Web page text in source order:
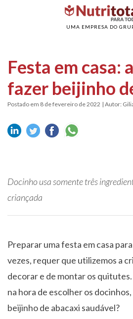
UMA EMPRESA DO
Festa em casa: aprenda a
Festa em casa:
fazer beijinho
Postado em 8 de fevereiro de 2022 | Autor:
Docinho usa somente três
criançada
Preparar uma festa em casa
vezes, requer que utilizemos a
decorar e de montar os
na hora de escolher os
beijinho de abacaxi saudável?